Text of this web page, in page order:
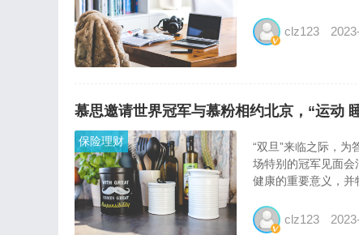
clz123
慕思邀请世界冠军与慕粉相约北京，“运动
保险理财
“双旦”来临之际，
场特别的冠军见面会
健康的重要意义，并
clz123